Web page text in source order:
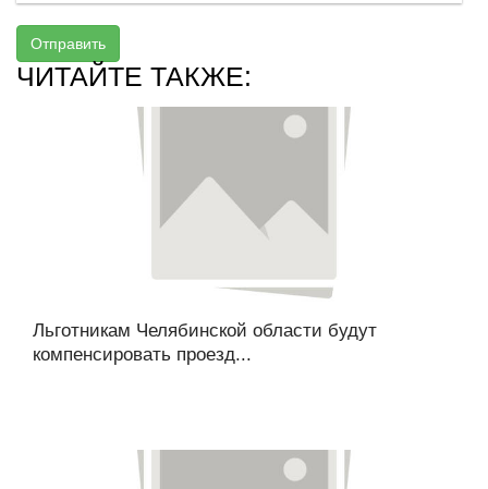
Отправить
ЧИТАЙТЕ ТАКЖЕ:
Льготникам Челябинской области будут
компенсировать проезд...